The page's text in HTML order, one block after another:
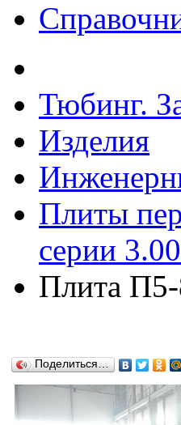
Тюбинг.
Изделия
Плиты
серии
Плита
Поделиться…